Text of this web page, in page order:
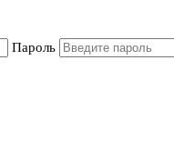
Пароль